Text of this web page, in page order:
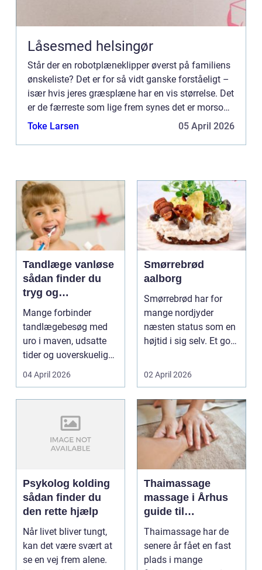
Låsesmed helsingør
Står der en robotplæneklipper øverst på familiens
ønskeliste? Det er for så vidt ganske forståeligt –
især hvis jeres græsplæne har en vis størrelse. Det
er de færreste som lige frem synes det er morsomt
eller inspirerende at slå græs. Med en moderne...
Toke Larsen 05 April 2026
Tandlæge vanløse
sådan finder du
tryg og
professionel
tandpleje
Mange forbinder
tandlægebesøg med
uro i maven, udsatte
tider og uoverskuelige
priser. Samtidig ved
04 April 2026
Smørrebrød
aalborg
Smørrebrød har for
mange nordjyder
næsten status som en
højtid i sig selv. Et godt
02 April 2026
Psykolog kolding
sådan finder du
den rette hjælp
Når livet bliver tungt,
kan det være svært at
se en vej frem alene.
Thaimassage
massage i Århus
guide til
afslapning,
smidighed og
bedre velvære
Thaimassage har de
senere år fået en fast
plads i mange